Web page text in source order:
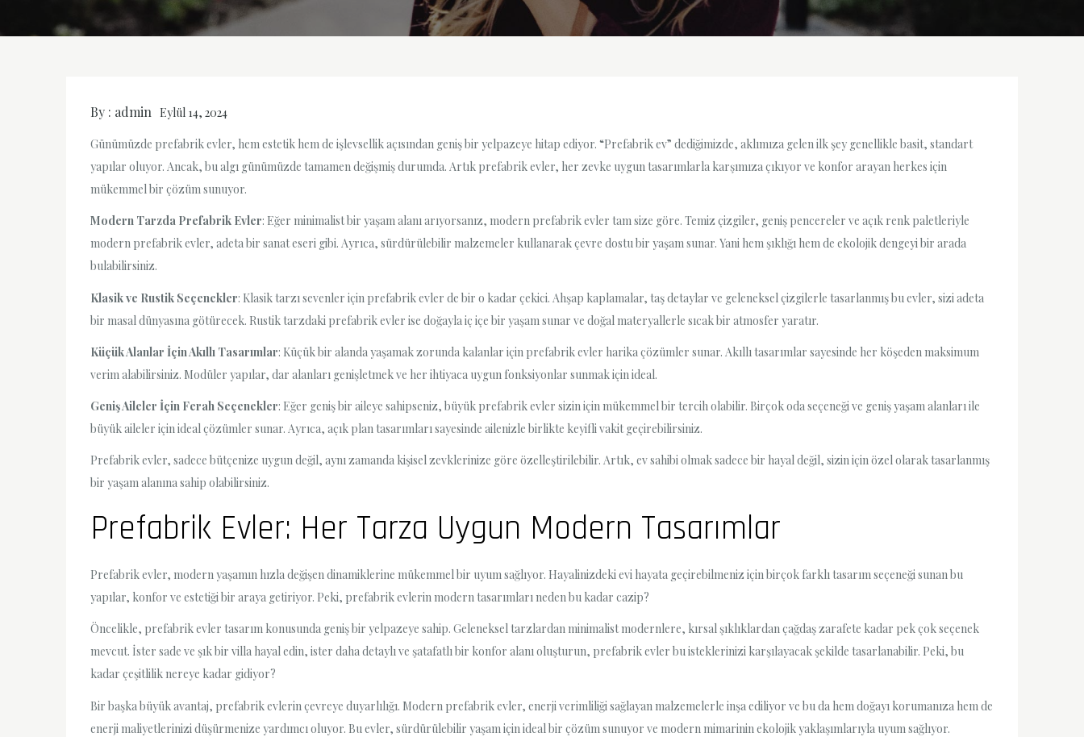
By : admin Eylül 14, 2024
Günümüzde prefabrik evler, hem estetik hem de işlevsellik açısından geniş bir yelpazeye hitap ediyor. “Prefabrik ev” dediğimizde, aklımıza gelen ilk şey genellikle basit, standart
yapılar oluyor. Ancak, bu algı günümüzde tamamen değişmiş durumda. Artık prefabrik evler, her zevke uygun tasarımlarla karşımıza çıkıyor ve konfor arayan herkes için
mükemmel bir çözüm sunuyor.
Modern Tarzda Prefabrik Evler: Eğer minimalist bir yaşam alanı arıyorsanız, modern prefabrik evler tam size göre. Temiz çizgiler, geniş pencereler ve açık renk paletleriyle
modern prefabrik evler, adeta bir sanat eseri gibi. Ayrıca, sürdürülebilir malzemeler kullanarak çevre dostu bir yaşam sunar. Yani hem şıklığı hem de ekolojik dengeyi bir arada
bulabilirsiniz.
Klasik ve Rustik Seçenekler: Klasik tarzı sevenler için prefabrik evler de bir o kadar çekici. Ahşap kaplamalar, taş detaylar ve geleneksel çizgilerle tasarlanmış bu evler, sizi adeta
bir masal dünyasına götürecek. Rustik tarzdaki prefabrik evler ise doğayla iç içe bir yaşam sunar ve doğal materyallerle sıcak bir atmosfer yaratır.
Küçük Alanlar İçin Akıllı Tasarımlar: Küçük bir alanda yaşamak zorunda kalanlar için prefabrik evler harika çözümler sunar. Akıllı tasarımlar sayesinde her köşeden maksimum
verim alabilirsiniz. Modüler yapılar, dar alanları genişletmek ve her ihtiyaca uygun fonksiyonlar sunmak için ideal.
Geniş Aileler İçin Ferah Seçenekler: Eğer geniş bir aileye sahipseniz, büyük prefabrik evler sizin için mükemmel bir tercih olabilir. Birçok oda seçeneği ve geniş yaşam alanları ile
büyük aileler için ideal çözümler sunar. Ayrıca, açık plan tasarımları sayesinde ailenizle birlikte keyifli vakit geçirebilirsiniz.
Prefabrik evler, sadece bütçenize uygun değil, aynı zamanda kişisel zevklerinize göre özelleştirilebilir. Artık, ev sahibi olmak sadece bir hayal değil, sizin için özel olarak tasarlanmış
bir yaşam alanına sahip olabilirsiniz.
Prefabrik Evler: Her Tarza Uygun Modern Tasarımlar
Prefabrik evler, modern yaşamın hızla değişen dinamiklerine mükemmel bir uyum sağlıyor. Hayalinizdeki evi hayata geçirebilmeniz için birçok farklı tasarım seçeneği sunan bu
yapılar, konfor ve estetiği bir araya getiriyor. Peki, prefabrik evlerin modern tasarımları neden bu kadar cazip?
Öncelikle, prefabrik evler tasarım konusunda geniş bir yelpazeye sahip. Geleneksel tarzlardan minimalist modernlere, kırsal şıklıklardan çağdaş zarafete kadar pek çok seçenek
mevcut. İster sade ve şık bir villa hayal edin, ister daha detaylı ve şatafatlı bir konfor alanı oluşturun, prefabrik evler bu isteklerinizi karşılayacak şekilde tasarlanabilir. Peki, bu
kadar çeşitlilik nereye kadar gidiyor?
Bir başka büyük avantaj, prefabrik evlerin çevreye duyarlılığı. Modern prefabrik evler, enerji verimliliği sağlayan malzemelerle inşa ediliyor ve bu da hem doğayı korumanıza hem de
enerji maliyetlerinizi düşürmenize yardımcı oluyor. Bu evler, sürdürülebilir yaşam için ideal bir çözüm sunuyor ve modern mimarinin ekolojik yaklaşımlarıyla uyum sağlıyor.